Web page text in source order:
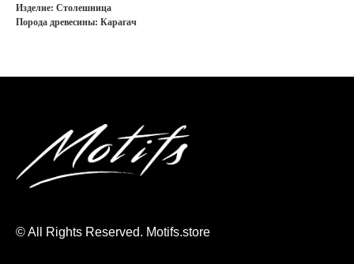
Изделие: Столешница
Порода древесины: Карагач
© All Rights Reserved. Motifs.store